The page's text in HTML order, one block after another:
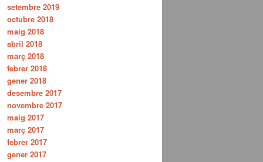
setembre 2019
octubre 2018
maig 2018
abril 2018
març 2018
febrer 2018
gener 2018
desembre 2017
novembre 2017
maig 2017
març 2017
febrer 2017
gener 2017